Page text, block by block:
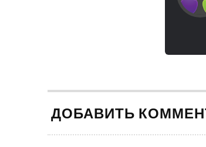
ДОБАВИТЬ